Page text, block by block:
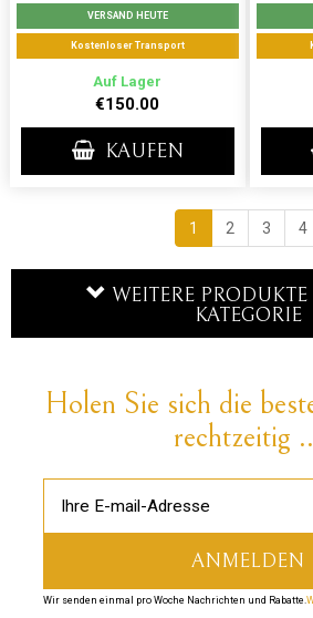
VERSAND HEUTE
Kostenloser Transport
Auf Lager
€150.00
KAUFEN
1 2 3 4
WEITERE
KATEGORIE
Holen Sie sich die
rechtzeitig
Wir senden einmal pro Woche Nachrichten und Rabatte.